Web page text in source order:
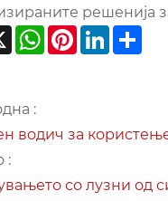
решенија
X WhatsApp
Pinterest
LinkedIn
:
водич за
:
со лузни од